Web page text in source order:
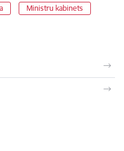
Ministru kabinets